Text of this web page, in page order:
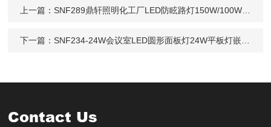
上一篇： SNF289鼎轩照明化工厂LED防眩路灯150W/100W三防灯
下一篇： SNF234-24W会议室LED圆形面板灯24W平板灯嵌入式安装
Contact Us